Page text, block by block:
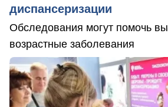
диспансеризации
Обследования могут помочь
возрастные заболевания